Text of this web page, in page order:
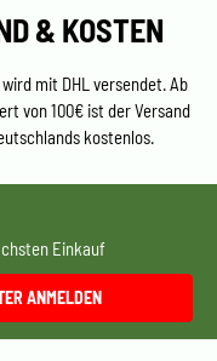
& KOSTEN
mit DHL versendet. Ab
von 100€ ist der Versand
kostenlos.
Einkauf
ANMELDEN